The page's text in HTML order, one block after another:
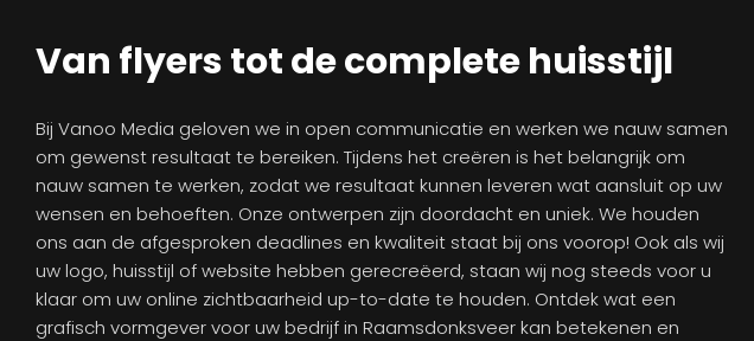
Van flyers tot de complete huisstijl
Bij Vanoo Media geloven we in open communicatie en werken we nauw samen
om gewenst resultaat te bereiken. Tijdens het creëren is het belangrijk om
nauw samen te werken, zodat we resultaat kunnen leveren wat aansluit op uw
wensen en behoeften. Onze ontwerpen zijn doordacht en uniek. We houden
ons aan de afgesproken deadlines en kwaliteit staat bij ons voorop! Ook als wij
uw logo, huisstijl of website hebben gerecreëerd, staan wij nog steeds voor u
klaar om uw online zichtbaarheid up-to-date te houden. Ontdek wat een
grafisch vormgever voor uw bedrijf in Raamsdonksveer kan betekenen en